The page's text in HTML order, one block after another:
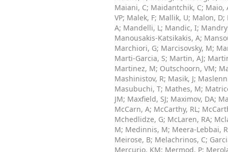
Maiani, C; Maidantchik, C; Maio,
VP; Malek, F; Mallik, U; Malon, D;
A; Mandelli, L; Mandic, I;
Manousakis-Katsikakis, A;
Marchiori, G; Marcisovsky, M;
Marti-Garcia, S; Martin, AJ;
Martinez, M; Outschoorn, VM;
Mashinistov, R; Masik, J;
Masubuchi, T; Mathes, M;
JM; Maxfield, SJ; Maximov, DA;
McCarn, A; McCarthy, RL;
Mchedlidze, G; McLaren, RA;
M; Medinnis, M; Meera-Lebbai, R
Meirose, B; Melachrinos, C;
Mercurio, KM; Mermod, P;